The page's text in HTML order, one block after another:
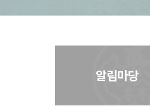
알림마당